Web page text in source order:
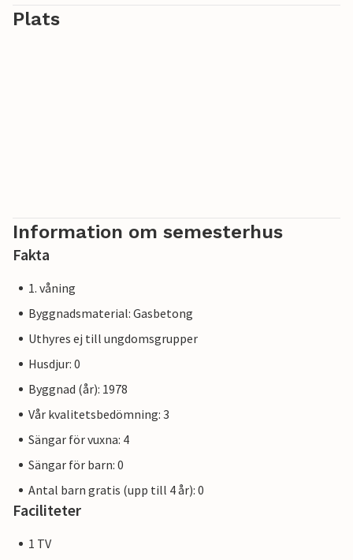
Plats
Information om semesterhus
Fakta
1. våning
Byggnadsmaterial: Gasbetong
Uthyres ej till ungdomsgrupper
Husdjur: 0
Byggnad (år): 1978
Vår kvalitetsbedömning: 3
Sängar för vuxna: 4
Sängar för barn: 0
Antal barn gratis (upp till 4 år): 0
Faciliteter
1 TV